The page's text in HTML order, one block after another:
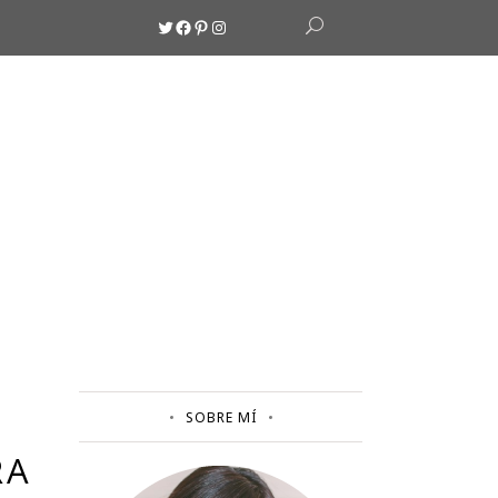
Twitter
Facebook
Pinterest
Instagram
SOBRE MÍ